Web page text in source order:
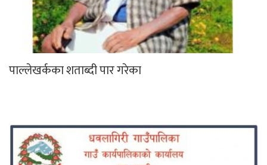
पाल्लेखर्कका शताब्दी पार गरेका